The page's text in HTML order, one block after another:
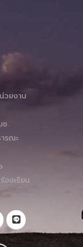
วยงาน
ช.
รณะ
องเรียน